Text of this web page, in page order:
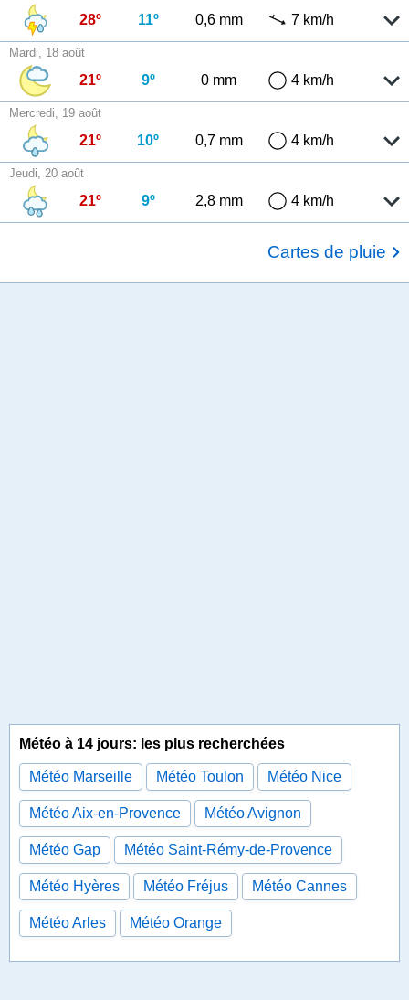
28º 11º 0,6 mm 7 km/h
Mardi, 18 août
21º 9º 0 mm 4 km/h
Mercredi, 19 août
21º 10º 0,7 mm 4 km/h
Jeudi, 20 août
21º 9º 2,8 mm 4 km/h
Cartes de pluie
Météo à 14 jours: les plus recherchées
Météo Marseille Météo Toulon Météo Nice
Météo Aix-en-Provence Météo Avignon
Météo Gap Météo Saint-Rémy-de-Provence
Météo Hyères Météo Fréjus Météo Cannes
Météo Arles Météo Orange